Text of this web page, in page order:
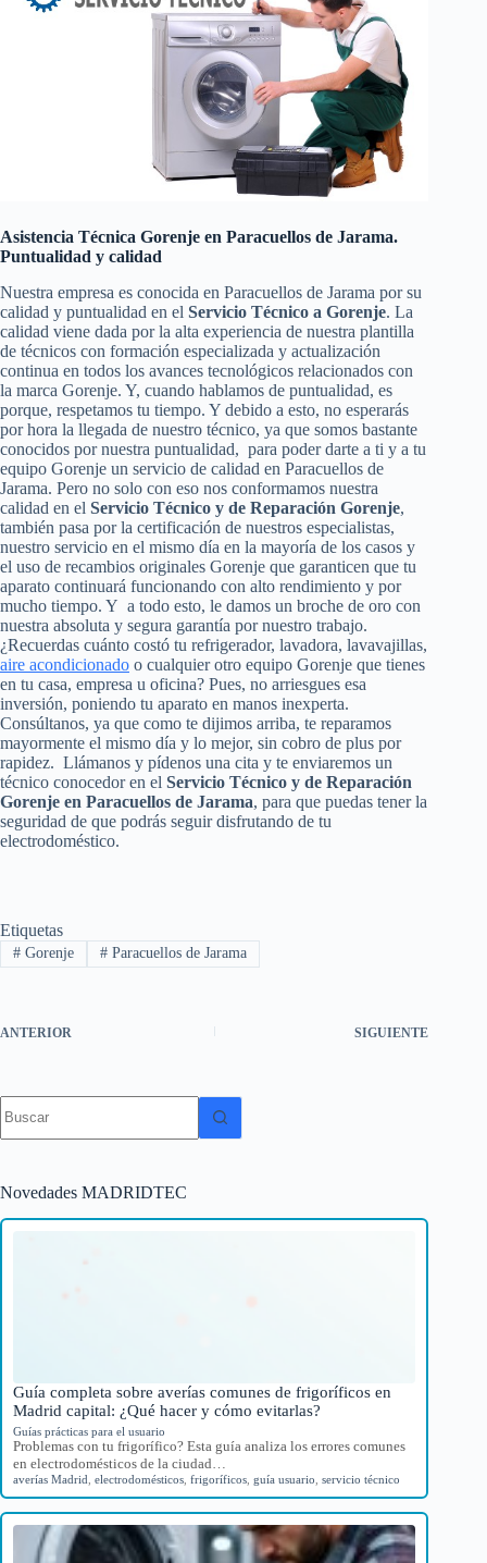
Asistencia Técnica Gorenje en Paracuellos de Jarama.
Puntualidad y calidad
Nuestra empresa es conocida en Paracuellos de Jarama por su
calidad y puntualidad en el Servicio Técnico a Gorenje. La
calidad viene dada por la alta experiencia de nuestra plantilla
de técnicos con formación especializada y actualización
continua en todos los avances tecnológicos relacionados con
la marca Gorenje. Y, cuando hablamos de puntualidad, es
porque, respetamos tu tiempo. Y debido a esto, no esperarás
por hora la llegada de nuestro técnico, ya que somos bastante
conocidos por nuestra puntualidad, para poder darte a ti y a tu
equipo Gorenje un servicio de calidad en Paracuellos de
Jarama. Pero no solo con eso nos conformamos nuestra
calidad en el Servicio Técnico y de Reparación Gorenje,
también pasa por la certificación de nuestros especialistas,
nuestro servicio en el mismo día en la mayoría de los casos y
el uso de recambios originales Gorenje que garanticen que tu
aparato continuará funcionando con alto rendimiento y por
mucho tiempo. Y a todo esto, le damos un broche de oro con
nuestra absoluta y segura garantía por nuestro trabajo.
¿Recuerdas cuánto costó tu refrigerador, lavadora, lavavajillas,
aire acondicionado o cualquier otro equipo Gorenje que tienes
en tu casa, empresa u oficina? Pues, no arriesgues esa
inversión, poniendo tu aparato en manos inexperta.
Consúltanos, ya que como te dijimos arriba, te reparamos
mayormente el mismo día y lo mejor, sin cobro de plus por
rapidez. Llámanos y pídenos una cita y te enviaremos un
técnico conocedor en el Servicio Técnico y de Reparación
Gorenje en Paracuellos de Jarama, para que puedas tener la
seguridad de que podrás seguir disfrutando de tu
electrodoméstico.
Etiquetas
#Gorenje #Paracuellos de Jarama
ANTERIOR SIGUIENTE
resultados
Novedades MADRIDTEC
Guía completa sobre averías comunes de frigoríficos en
Madrid capital: ¿Qué hacer y cómo evitarlas?
Guías prácticas para el usuario
Problemas con tu frigorífico? Esta guía analiza los errores comunes
en electrodomésticos de la ciudad…
averías Madrid electrodomésticos frigoríficos guía usuario servicio técnico